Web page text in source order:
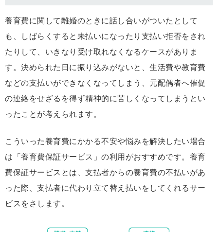
養育費に関して離婚のときに話し合いがついたとして
も、しばらくすると未払いになったり支払い拒否をされ
たりして、いきなり受け取れなくなるケースがありま
す。決められた日に振り込みがないと、生活費や教育費
などの支払いができなくなってしまう、元配偶者へ催促
の連絡をせざるを得ず精神的に苦しくなってしまうとい
ったことが考えられます。
こういった養育費にかかる不安や悩みを解決したい場合
は「養育費保証サービス」の利用がおすすめです。養育
費保証サービスとは、支払者からの養育費の不払いがあ
った際、支払者に代わり立て替え払いをしてくれるサー
ビスをさします。